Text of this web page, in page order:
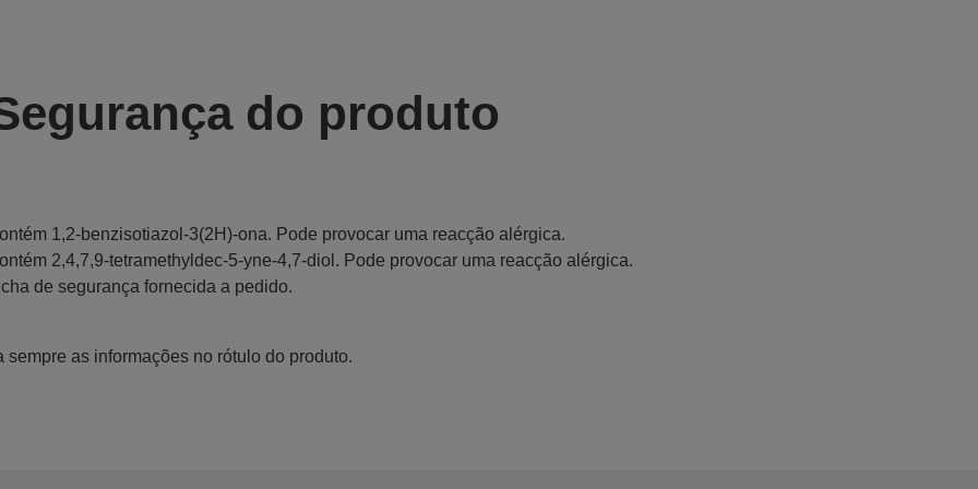
do produto
1,2-benzisotiazol-3(2H)-ona. Pode provocar uma reacção alérgica.
2,4,7,9-tetramethyldec-5-yne-4,7-diol. Pode provocar uma reacção alérgica.
de segurança fornecida a pedido.
sempre as informações no rótulo do produto.